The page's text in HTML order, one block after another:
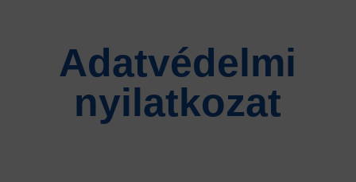
Adatvédelmi
nyilatkozat